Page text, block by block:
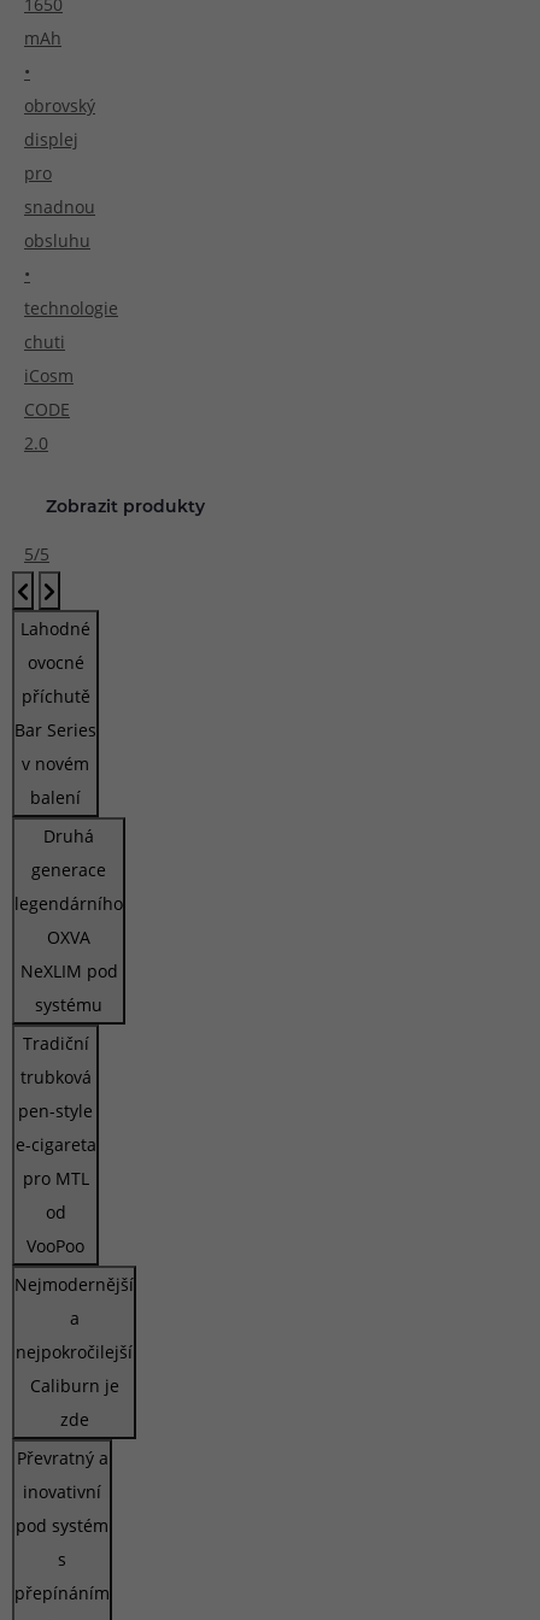
mAh
•
obrovský
displej
pro
snadnou
obsluhu
•
technologie
chuti
iCosm
CODE
2.0
Zobrazit produkty
5/5
Lahodné
ovocné
příchutě
Bar Series
v novém
balení
Druhá
generace
legendárního
OXVA
NeXLIM pod
systému
Tradiční
trubková
pen-style
e-cigareta
pro MTL
od
VooPoo
Nejmodernější
a
nejpokročilejší
Caliburn je
zde
Převratný a
inovativní
pod systém
s
přepínáním